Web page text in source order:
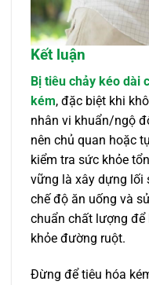
Kết luận
Bị tiêu chảy kéo dài
kém, đặc biệt khi
nhân vi khuẩn/ngộ
nên chủ quan hoặc
kiểm tra sức khỏe
vững là xây dựng lối
chế độ ăn uống và
chuẩn chất lượng
khỏe đường ruột.
Đừng để tiêu hóa